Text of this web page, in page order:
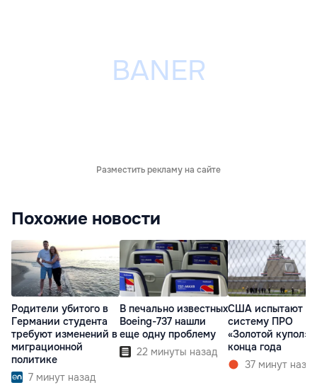
Разместить рекламу на сайте
Похожие новости
Родители убитого в
Германии студента
требуют изменений в
миграционной
политике
7 минут назад
В печально известных
Boeing-737 нашли
еще одну проблему
22 минуты назад
США испытают
систему ПРО
«Золотой купол»
конца года
37 минут назад